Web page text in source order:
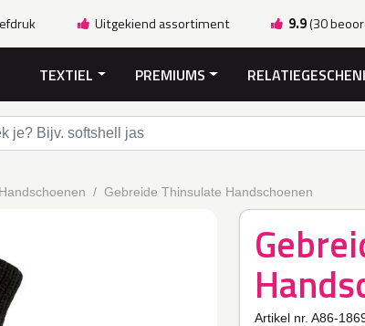
Uitgekiend assortiment 9.9(30
TEXTIEL PREMIUMS
Handschoenen Gebreide Thinsulate Handschoenen
Artikel nr. A86-